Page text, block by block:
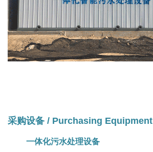
采购设备 / Purchasing Equipment
一体化污水处理设备